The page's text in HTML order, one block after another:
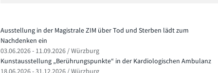
Ausstellung in der Magistrale ZIM über Tod und Sterben lädt zum
Nachdenken ein
03.06.2026 - 11.09.2026 / Würzburg
Kunstausstellung „Berührungspunkte“ in der Kardiologischen Ambulanz